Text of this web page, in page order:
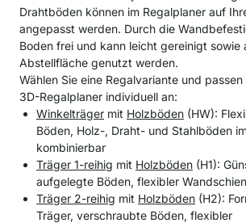
Drahtböden können im Regalplaner auf
angepasst werden. Durch die
Boden frei und kann leicht gereinigt sowie
Abstellfläche genutzt werden.
Wählen Sie eine Regalvariante und
3D-Regalplaner individuell an:
Winkelträger mit Holzböden (HW):
Böden, Holz-, Draht- und Stahlböden
kombinierbar
Träger 1-reihig mit Holzböden (H1):
aufgelegte Böden, flexibler
Träger 2-reihig mit Holzböden (H2):
Träger, verschraubte Böden, flexibler